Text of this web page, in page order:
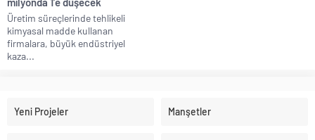
Üretim süreçlerinde tehlikeli
kimyasal madde kullanan
firmalara, büyük endüstriyel
kaza...
Yeni Projeler Manşetler